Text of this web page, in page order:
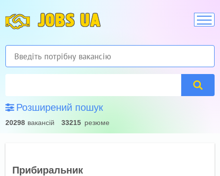
JOBS UA
Розширений пошук
20298 вакансій 33215 резюме
Прибиральник